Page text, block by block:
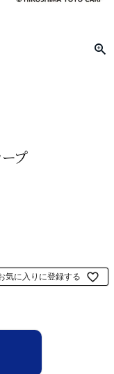
プ
気に入りに登録する